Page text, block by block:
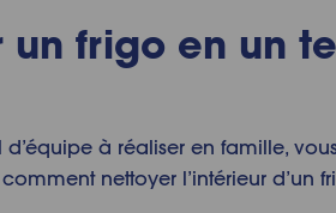
un frigoen un
d’équipe à réaliser en famille,
comment nettoyer l’intérieur d’un